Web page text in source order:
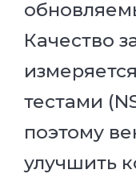
Качество
тестами
поэтому
улучшить